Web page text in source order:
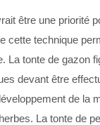
être une priorité
cette technique
La tonte de gazon
devant être
de la
La tonte de